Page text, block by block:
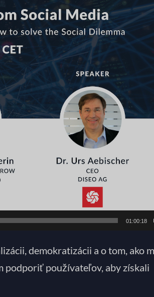
01:00:18
demokratizácii a o tom, ako
podporiť používateľov, aby získali